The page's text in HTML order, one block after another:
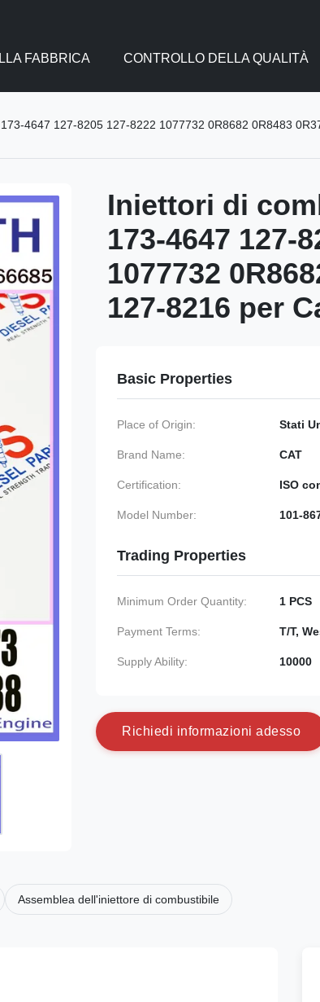
FABBRICA CONTROLLO DELLA QUALITÀ
4647 127-8205 127-8222 1077732 0R8682 0R8483
Iniettori di
173-4647 127-
1077732
127-8216 per
Basic Properties
Place of Origin: Stati
Brand Name: CAT
Certification: ISO
Model Number: 101-
Trading Properties
Minimum Order Quantity: 1 PCS
Payment Terms: T/T,
Supply Ability: 10000
Richied i informazioni adesso
Assemblea dell'iniettore di combustibile